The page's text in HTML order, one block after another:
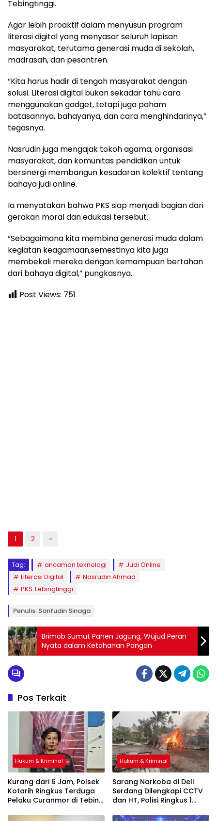
Tebingtinggi.
Agar lebih proaktif dalam menyusun program
literasi digital yang menyasar seluruh lapisan
masyarakat, terutama generasi muda di sekolah,
madrasah, dan pesantren.
“Kita harus hadir di tengah masyarakat dengan
solusi. Literasi digital bukan sekadar tahu cara
menggunakan gadget, tetapi juga paham
batasannya, bahayanya, dan cara menghindarinya,”
tegasnya.
Nasrudin juga mengajak tokoh agama, organisasi
masyarakat, dan komunitas pendidikan untuk
bersinergi membangun kesadaran kolektif tentang
bahaya judi online.
Ia menyatakan bahwa PKS siap menjadi bagian dari
gerakan moral dan edukasi tersebut.
“Sebagaimana kita membina generasi muda dalam
kegiatan keagamaan,semestinya kita juga
membekali mereka dengan kemampuan bertahan
dari bahaya digital,” pungkasnya.
Post Views: 751
1 2 »
Tag: ancaman teknologi
Judi Online
Literasi Digital
Nasrudin Ahmad
PKS Tebingtinggi
Penulis: Sarifudin Sinaga
Brimob Sumut Panen Jagung, Wujud Peran
Nyata dalam Ketahanan Pangan
Pos Terkait
Hukum & Kriminal
Kurang dari 6 Jam, Polsek
Kotarih Ringkus Terduga
Pelaku Curanmor di Tebing
Hukum & Kriminal
Sarang Narkoba di Deli
Serdang Dilengkapi CCTV
dan HT, Polisi Ringkus 1